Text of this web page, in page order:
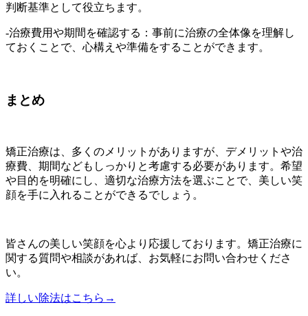
判断基準として役立ちます。
-治療費用や期間を確認する：事前に治療の全体像を理解し
ておくことで、心構えや準備をすることができます。
まとめ
矯正治療は、多くのメリットがありますが、デメリットや治
療費、期間などもしっかりと考慮する必要があります。希望
や目的を明確にし、適切な治療方法を選ぶことで、美しい笑
顔を手に入れることができるでしょう。
皆さんの美しい笑顔を心より応援しております。矯正治療に
関する質問や相談があれば、お気軽にお問い合わせくださ
い。
詳しい除法はこちら→